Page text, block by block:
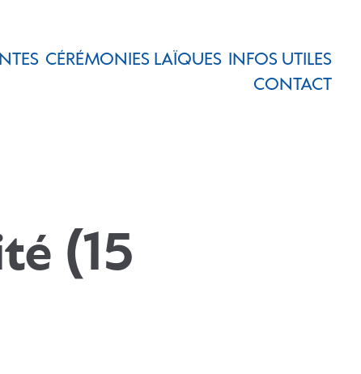
CÉRÉMONIES LAÏQUES INFOS UTILES
CONTACT
(15